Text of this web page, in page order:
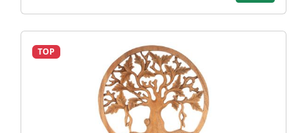
TOP